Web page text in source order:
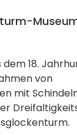
18.
von
mit